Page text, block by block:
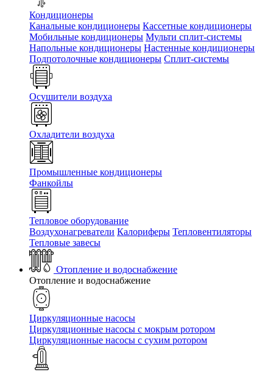
Кондиционеры
Канальные кондиционеры Кассетные кондиционеры
Мобильные кондиционеры Мульти сплит-системы
Напольные кондиционеры Настенные кондиционеры
Подпотолочные кондиционеры Сплит-системы
Осушители воздуха
Охладители воздуха
Промышленные кондиционеры
Фанкойлы
Тепловое оборудование
Воздухонагреватели Калориферы Тепловентиляторы
Тепловые завесы
Отопление и водоснабжение
Отопление и водоснабжение
Циркуляционные насосы
Циркуляционные насосы с мокрым ротором
Циркуляционные насосы с сухим ротором